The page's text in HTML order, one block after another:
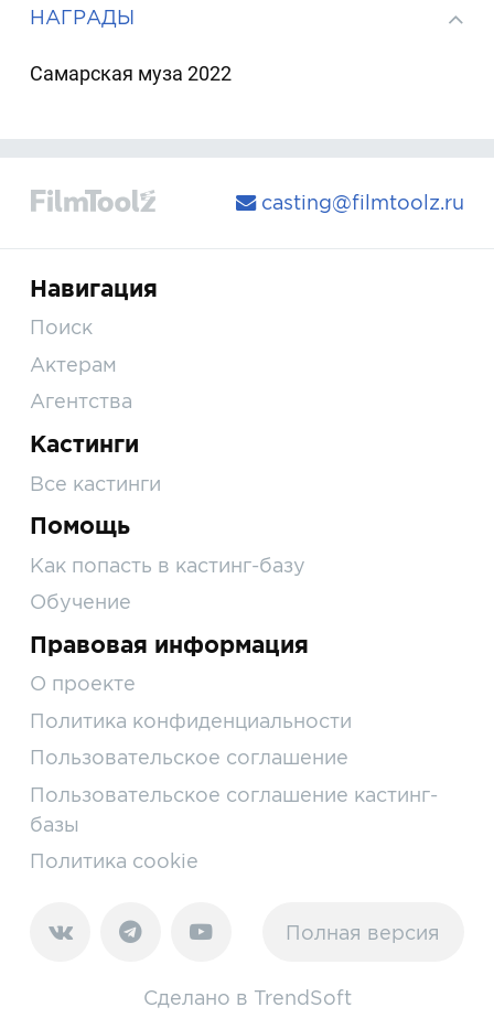
НАГРАДЫ
Самарская муза 2022
casting@filmtoolz.ru
Навигация
Поиск
Актерам
Агентства
Кастинги
Все кастинги
Помощь
Как попасть в кастинг-базу
Обучение
Правовая информация
О проекте
Политика конфиденциальности
Пользовательское соглашение
Пользовательское соглашение кастинг-
базы
Политика cookie
Полная версия
Сделано в TrendSoft